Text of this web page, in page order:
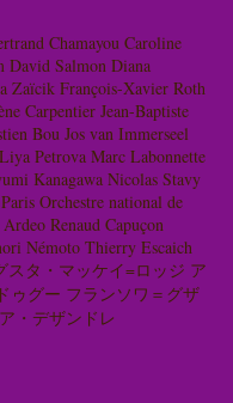
Chamayou Caroline
David Salmon Diana
Zaïcik François-Xavier Roth
Carpentier Jean-Baptiste
Bou Jos van Immerseel
Liya Petrova Marc Labonnette
Kanagawa Nicolas Stavy
Orchestre national de
Renaud Capuçon
Némoto Thierry Escaich
スタ・マッケイ=ロッジ ア
ゥグー フランソワ＝グザ
・デザンドレ